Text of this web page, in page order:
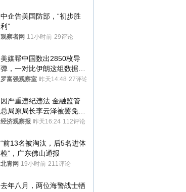
中企告美国防部，“初步胜
利”
观察者网 11小时前 29评论
美媒帮中国数出2850枚导
弹，一对比伊朗这组数据，
发现出大事了
罗富强观察室 昨天14:48 27评论
因严重违纪违法 金融监管
总局原局长李云泽被罢免全
国人大代表
经济观察报 昨天16:24 112评论
“前13名被淘汰，后5名进体
检”，广东佛山通报
北青网 19小时前 211评论
去年八月，两位海警战士牺